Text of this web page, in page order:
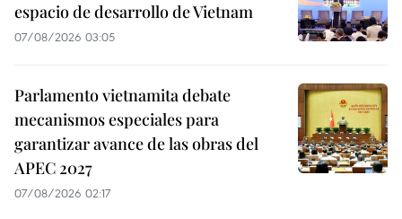
espacio de desarrollo de Vietnam
07/08/2026 03:05
Parlamento vietnamita debate
mecanismos especiales para
garantizar avance de las obras del
APEC 2027
07/08/2026 02:17